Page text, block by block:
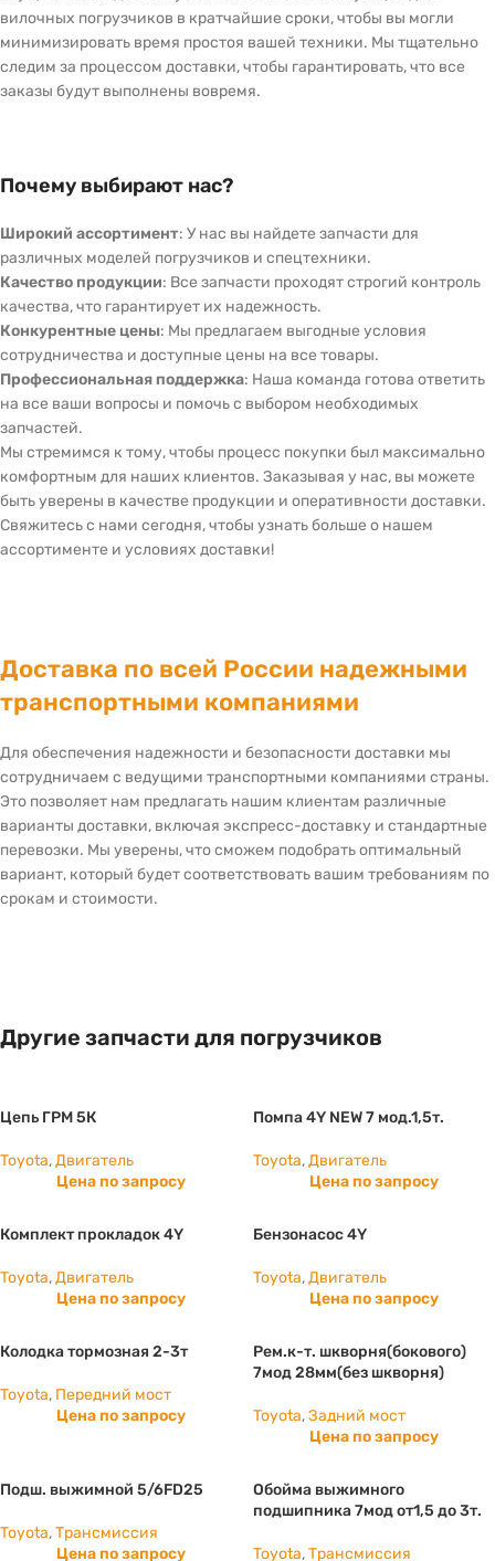
вилочных погрузчиков в кратчайшие сроки, чтобы вы могли
минимизировать время простоя вашей техники. Мы тщательно
следим за процессом доставки, чтобы гарантировать, что все
заказы будут выполнены вовремя.
Почему выбирают нас?
Широкий ассортимент: У нас вы найдете запчасти для
различных моделей погрузчиков и спецтехники.
Качество продукции: Все запчасти проходят строгий контроль
качества, что гарантирует их надежность.
Конкурентные цены: Мы предлагаем выгодные условия
сотрудничества и доступные цены на все товары.
Профессиональная поддержка: Наша команда готова ответить
на все ваши вопросы и помочь с выбором необходимых
запчастей.
Мы стремимся к тому, чтобы процесс покупки был максимально
комфортным для наших клиентов. Заказывая у нас, вы можете
быть уверены в качестве продукции и оперативности доставки.
Свяжитесь с нами сегодня, чтобы узнать больше о нашем
ассортименте и условиях доставки!
Доставка по всей России надежными
транспортными компаниями
Для обеспечения надежности и безопасности доставки мы
сотрудничаем с ведущими транспортными компаниями страны.
Это позволяет нам предлагать нашим клиентам различные
варианты доставки, включая экспресс-доставку и стандартные
перевозки. Мы уверены, что сможем подобрать оптимальный
вариант, который будет соответствовать вашим требованиям по
срокам и стоимости.
Другие запчасти для погрузчиков
Цепь ГРМ 5К
Toyota,Двигатель
Цена по запросу
Помпа 4Y NEW 7 мод.1,5т.
Toyota,Двигатель
Цена по запросу
Комплект прокладок 4Y
Toyota,Двигатель
Цена по запросу
Бензонасос 4Y
Toyota,Двигатель
Цена по запросу
Колодка тормозная 2-3т
Toyota, Передний мост
Цена по запросу
Рем.к-т. шкворня(бокового)
7мод 28мм(без шкворня)
Toyota,Задний мост
Цена по запросу
Подш. выжимной 5/6FD25
Toyota,Трансмиссия
Цена по запросу
Обойма выжимного
подшипника 7мод от1,5 до 3т.
Toyota,Трансмиссия